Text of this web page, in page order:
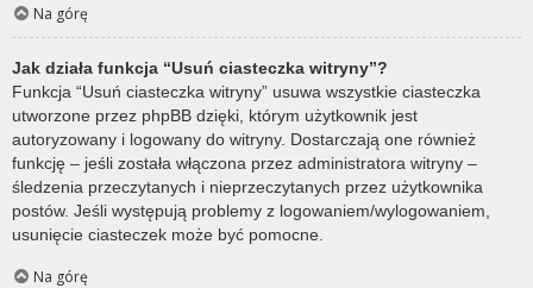
Na górę
Jak działa funkcja “Usuń ciasteczka witryny”?
Funkcja “Usuń ciasteczka witryny” usuwa wszystkie ciasteczka
utworzone przez phpBB dzięki, którym użytkownik jest
autoryzowany i logowany do witryny. Dostarczają one również
funkcję – jeśli została włączona przez administratora witryny –
śledzenia przeczytanych i nieprzeczytanych przez użytkownika
postów. Jeśli występują problemy z logowaniem/wylogowaniem,
usunięcie ciasteczek może być pomocne.
Na górę